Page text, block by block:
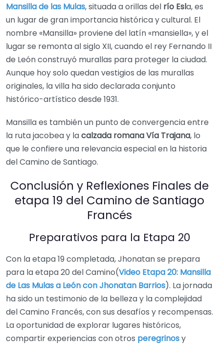
Mansilla de las Mulas, situada a orillas del río Esla, es
un lugar de gran importancia histórica y cultural. El
nombre «Mansilla» proviene del latín «mansiella», y el
lugar se remonta al siglo XII, cuando el rey Fernando II
de León construyó murallas para proteger la ciudad.
Aunque hoy solo quedan vestigios de las murallas
originales, la villa ha sido declarada conjunto
histórico-artístico desde 1931.
Mansilla es también un punto de convergencia entre
la ruta jacobea y lacalzada romana Vía Trajana, lo
que le confiere una relevancia especial en la historia
del Camino de Santiago.
Conclusión y Reflexiones Finales de
etapa 19 del Camino de Santiago
Francés
Preparativos para la Etapa 20
Con la etapa 19 completada, Jhonatan se prepara
para la etapa 20 del Camino(Video Etapa 20: Mansilla
de Las Mulas a León con Jhonatan Barrios). La jornada
ha sido un testimonio de la belleza y la complejidad
del Camino Francés, con sus desafíos y recompensas.
La oportunidad de explorar lugares históricos,
compartir experiencias con otros peregrinosy